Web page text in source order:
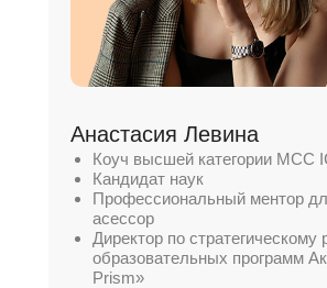
Анастасия Левина
Коуч высшей категории MCC
Кандидат наук
Профессиональный ментор
асессор
Директор по стратегическому
образовательных программ
Prism»